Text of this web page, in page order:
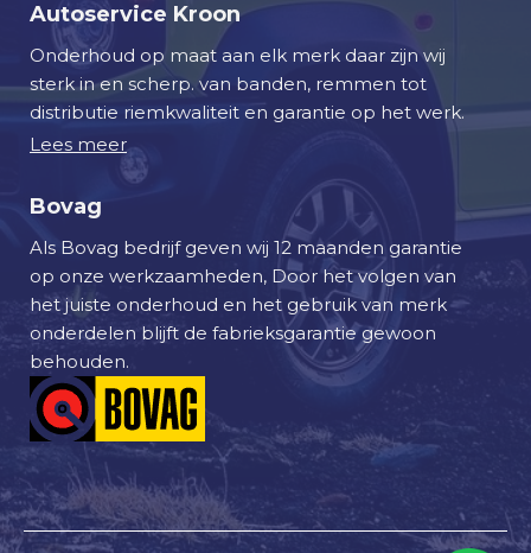
Autoservice Kroon
Onderhoud op maat aan elk merk daar zijn wij
sterk in en scherp. van banden, remmen tot
distributie riemkwaliteit en garantie op het werk.
Lees meer
Bovag
Als Bovag bedrijf geven wij 12 maanden garantie
op onze werkzaamheden, Door het volgen van
het juiste onderhoud en het gebruik van merk
onderdelen blijft de fabrieksgarantie gewoon
behouden.